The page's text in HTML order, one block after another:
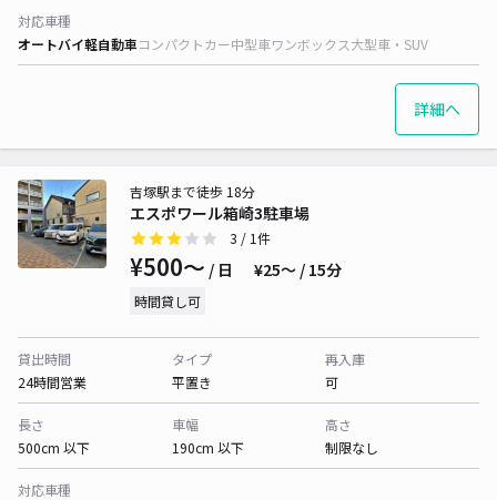
対応車種
オートバイ軽自動車コンパクトカー中型車ワンボックス大型車・SUV
詳細へ
エスポワール箱崎3駐車場
吉塚駅まで徒歩 18分
3 / 1件
¥500〜 / 日 ¥25〜 / 15分
時間貸し可
貸出時間
24時間営業
タイプ
平置き
再入庫
可
長さ
500cm 以下
車幅
190cm 以下
高さ
制限なし
対応車種